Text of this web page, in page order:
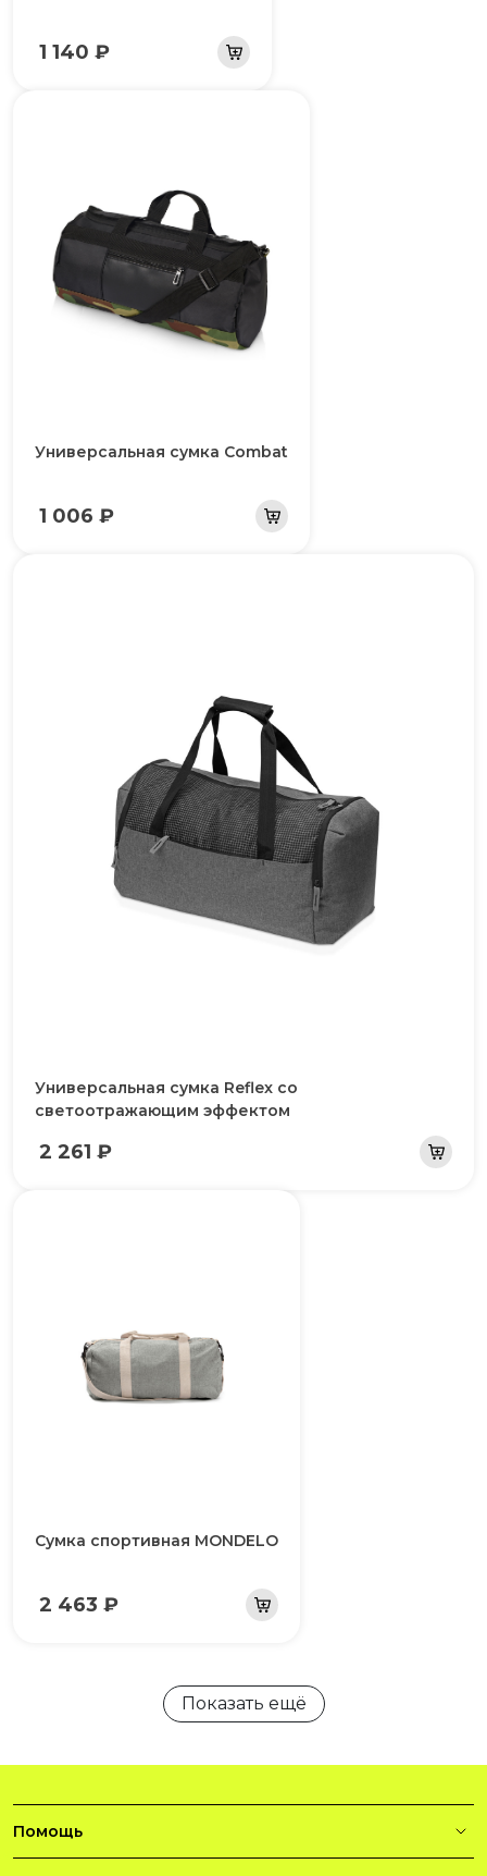
1 140 ₽
Универсальная сумка Combat
1 006 ₽
Универсальная сумка Reflex со
светоотражающим эффектом
2 261 ₽
Сумка спортивная MONDELO
2 463 ₽
Показать ещё
Помощь